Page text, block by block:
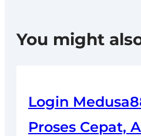
You might
Login
Proses Cepat,